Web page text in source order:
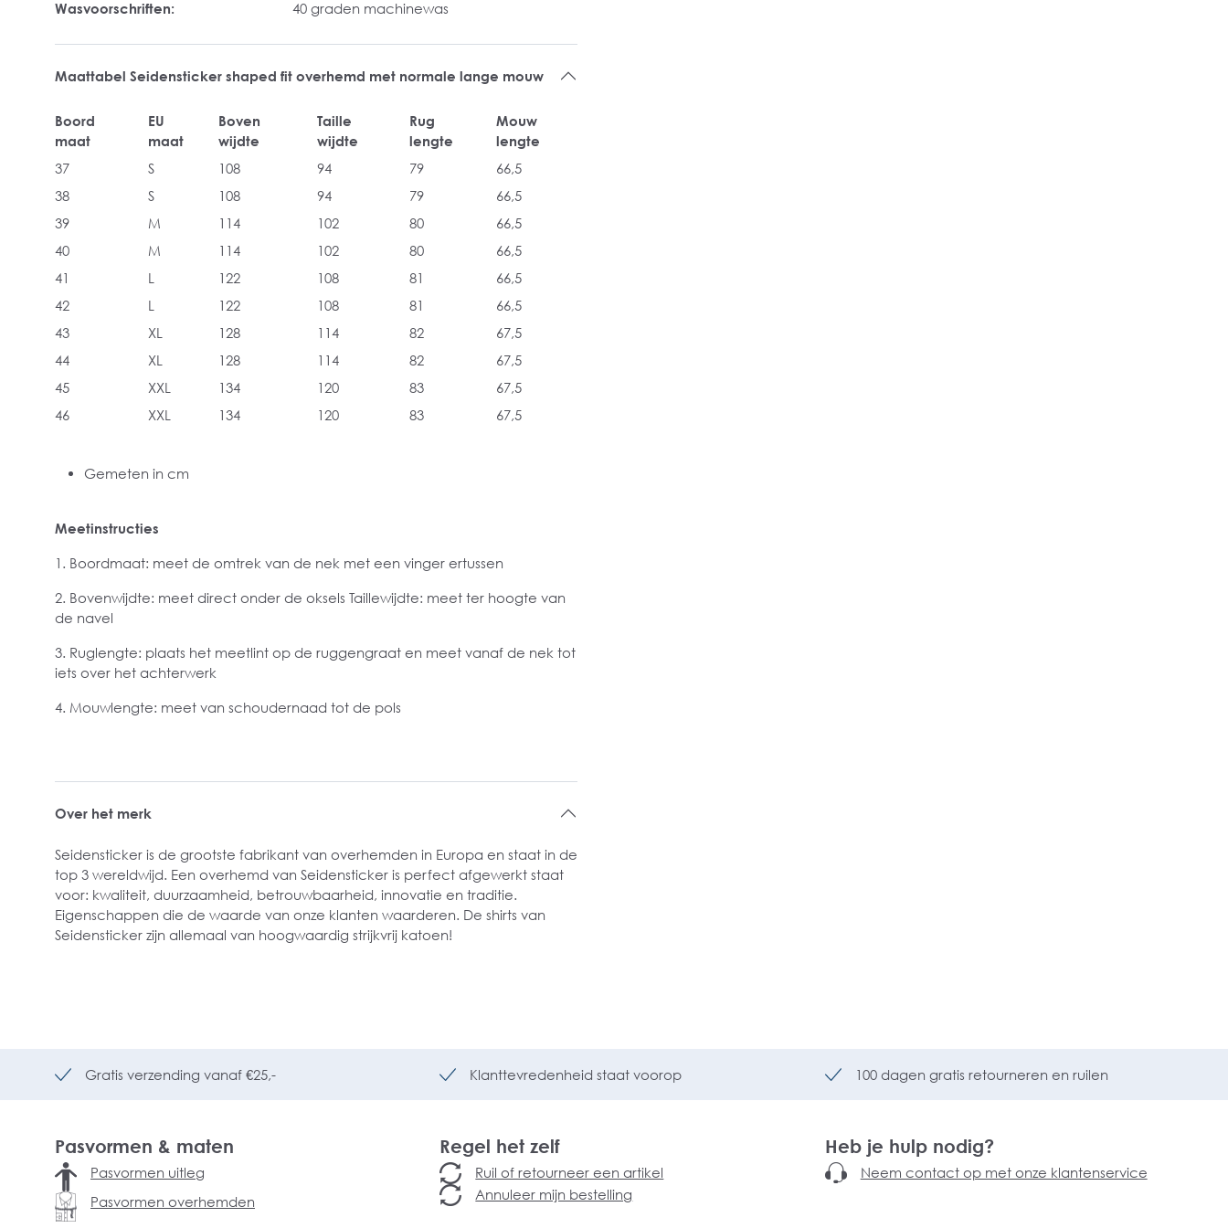
Wasvoorschriften:
40 graden machinewas
Maattabel Seidensticker shaped fit overhemd met normale lange mouw
Boord
maat
EU
maat
Boven
wijdte
Taille
wijdte
Rug
lengte
Mouw
lengte
37
S 108 94 79
66,5
38
S 108 94 79
66,5
39
M 114 102 80
66,5
40
M 114 102 80
66,5
41
L 122 108 81
66,5
42
L 122 108 81
66,5
43
XL 128 114 82
67,5
44
XL 128 114 82
67,5
45
XXL 134 120 83
67,5
46
XXL 134 120 83 67,5
Gemeten in cm
Meetinstructies
1. Boordmaat: meet de omtrek van de nek met een vinger ertussen
2. Bovenwijdte: meet direct onder de oksels Taillewijdte: meet ter hoogte van
de navel
3. Ruglengte: plaats het meetlint op de ruggengraat en meet vanaf de nek tot
iets over het achterwerk
4. Mouwlengte: meet van schoudernaad tot de pols
Over het merk
Seidensticker is de grootste fabrikant van overhemden in Europa en staat in de
top 3 wereldwijd. Een overhemd van Seidensticker is perfect afgewerkt staat
voor: kwaliteit, duurzaamheid, betrouwbaarheid, innovatie en traditie.
Eigenschappen die de waarde van onze klanten waarderen. De shirts van
Seidensticker zijn allemaal van hoogwaardig strijkvrij katoen!
Gratis verzending vanaf €25,- Klanttevredenheid staat voorop 100 dagen gratis retourneren en ruilen
Pasvormen & maten
Pasvormen uitleg
Pasvormen overhemden
Regel het zelf
Ruil of retourneer een artikel
Annuleer mijn bestelling
Heb je hulp nodig?
Neem contact op met onze klantenservice